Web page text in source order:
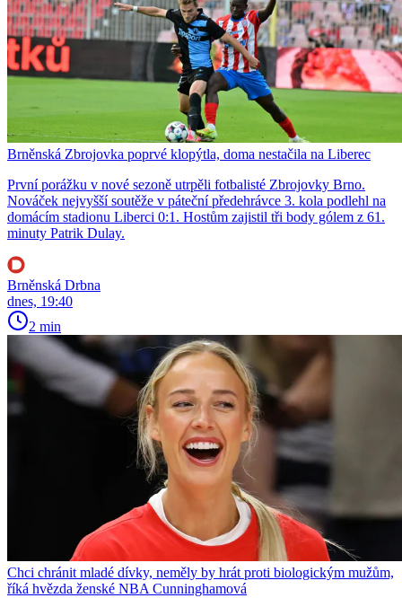
Brněnská Zbrojovka poprvé klopýtla, doma nestačila na Liberec
První porážku v nové sezoně utrpěli fotbalisté Zbrojovky Brno.
Nováček nejvyšší soutěže v páteční předehrávce 3. kola podlehl na
domácím stadionu Liberci 0:1. Hostům zajistil tři body gólem z 61.
minuty Patrik Dulay.
Brněnská Drbna
dnes, 19:40
2 min
Chci chránit mladé dívky, neměly by hrát proti biologickým mužům,
říká hvězda ženské NBA Cunninghamová